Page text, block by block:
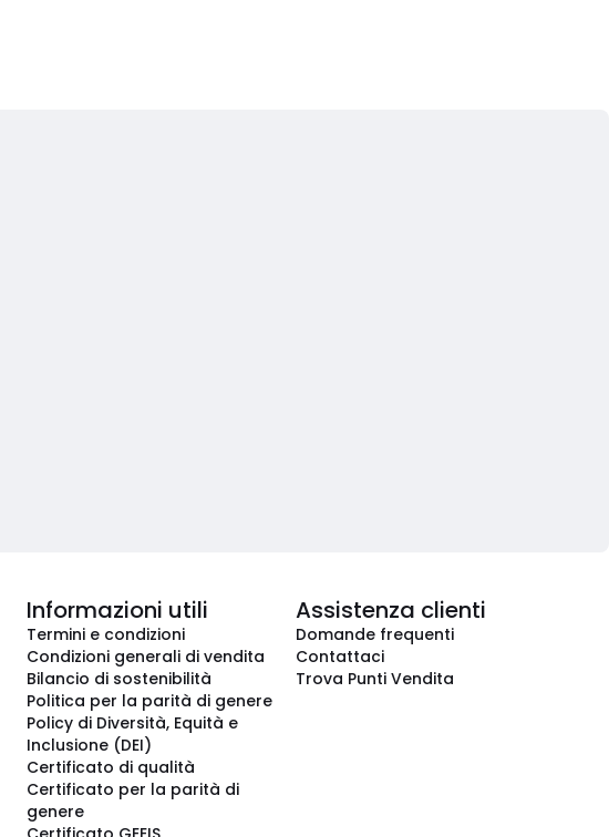
Informazioni utili
Termini e condizioni
Condizioni generali di vendita
Bilancio di sostenibilità
Politica per la parità di genere
Policy di Diversità, Equità e
Inclusione (DEI)
Certificato di qualità
Certificato per la parità di
genere
Assistenza clienti
Domande frequenti
Contattaci
Trova Punti Vendita